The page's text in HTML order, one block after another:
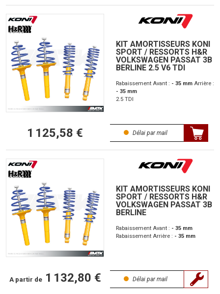
KIT AMORTISSEURS KONI
SPORT / RESSORTS H&R
VOLKSWAGEN PASSAT 3B
BERLINE 2.5 V6 TDI
Rabaissement Avant : - 35 mm Arrière :
- 35 mm
2.5 TDI
1 125,58 € Délai par mail
KIT AMORTISSEURS KONI
SPORT / RESSORTS H&R
VOLKSWAGEN PASSAT 3B
BERLINE
Rabaissement Avant : - 35 mm
Rabaissement Arrière : - 35 mm
A partir de 1 132,80 € Délai par mail